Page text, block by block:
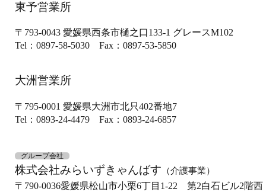
東予営業所
〒793-0043 愛媛県西条市樋之口133-1 グレースM102
Tel：0897-58-5030 Fax：0897-53-5850
大洲営業所
〒795-0001 愛媛県大洲市北只402番地7
Tel：0893-24-4479 Fax：0893-24-6857
グループ会社
株式会社みらいずきゃんばす （介護事業）
〒790-0036愛媛県松山市小栗6丁目1-22 第2白石ビル2階西